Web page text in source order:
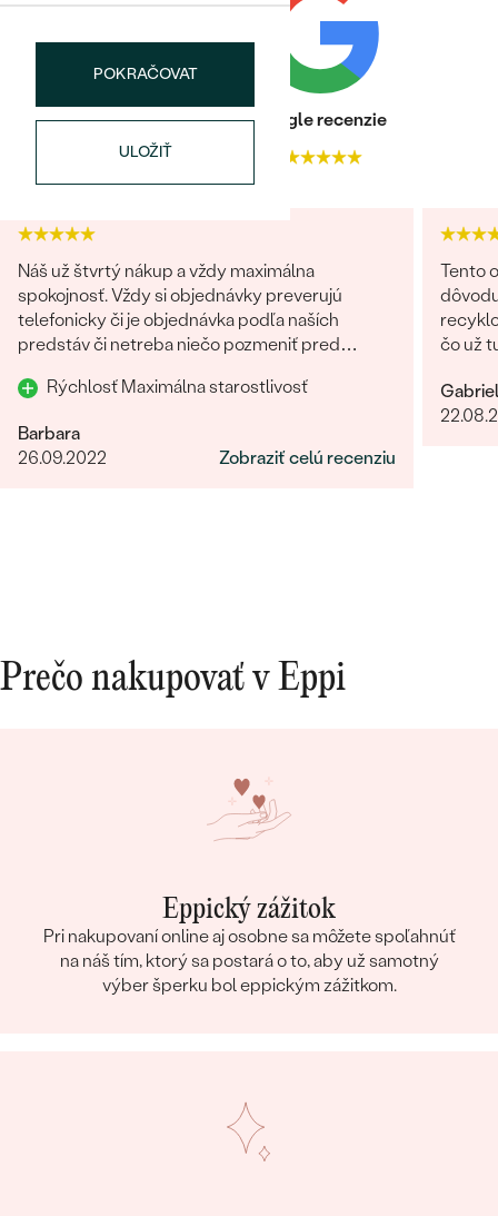
POKRAČOVAT
ULOŽIŤ
Heuréka recenzie
4.9
Google recenzie
Náš už štvrtý nákup a vždy maximálna
spokojnosť. Vždy si objednávky preverujú
telefonicky či je objednávka podľa naších
predstáv či netreba niečo pozmeniť pred
Rýchlosť Maximálna starostlivosť
Barbara
26.09.2022
Zobraziť celú recenziu
Tento
čo už
namiesto
Prečo nakupovať v Eppi
Eppický zážitok
Pri nakupovaní online aj osobne sa môžete spoľahnúť
na náš tím, ktorý sa postará o to, aby už samotný
výber šperku bol eppickým zážitkom.